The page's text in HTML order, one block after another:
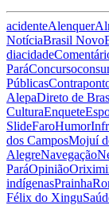
acidenteAlenquer
NotíciaBrasil Novo
diacidade
ParáConcurso
Públicas
AlepaDireto de
CulturaEnquete
SlideFaroHumor
dos CamposMojuí
AlegreNavegação
ParáOpinião
indígenasPrainha
Félix do Xingu